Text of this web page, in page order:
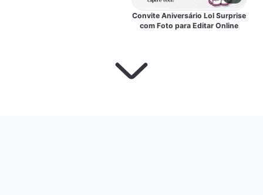
Convite Aniversário Lol Surprise
com Foto para Editar Online